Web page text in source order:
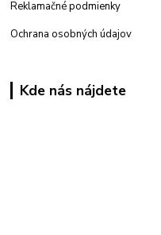
Reklamačné podmienky
Ochrana osobných údajov
Kde nás nájdete